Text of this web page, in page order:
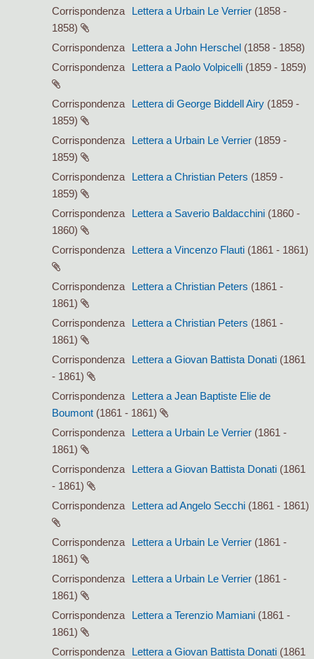
Corrispondenza
Lettera a Urbain Le Verrier (1858 -
1858)
Corrispondenza
Lettera a John Herschel (1858 - 1858)
Corrispondenza
Lettera a Paolo Volpicelli (1859 - 1859)
Corrispondenza Lettera di George Biddell Airy (1859 -
1859)
Corrispondenza
Lettera a Urbain Le Verrier (1859 -
1859)
Corrispondenza
Lettera a Christian Peters (1859 -
1859)
Corrispondenza
Lettera a Saverio Baldacchini (1860 -
1860)
Corrispondenza
Lettera a Vincenzo Flauti (1861 - 1861)
Corrispondenza Lettera a Christian Peters (1861 -
1861)
Corrispondenza
Lettera a Christian Peters (1861 -
1861)
Corrispondenza
Lettera a Giovan Battista Donati (1861
- 1861)
Corrispondenza
Lettera a Jean Baptiste Elie de
Boumont (1861 - 1861)
Corrispondenza
Lettera a Urbain Le Verrier (1861 -
1861)
Corrispondenza
Lettera a Giovan Battista Donati (1861
- 1861)
Corrispondenza
Lettera ad Angelo Secchi (1861 - 1861)
Corrispondenza Lettera a Urbain Le Verrier (1861 -
1861)
Corrispondenza
Lettera a Urbain Le Verrier (1861 -
1861)
Corrispondenza
Lettera a Terenzio Mamiani (1861 -
1861)
Corrispondenza
Lettera a Giovan Battista Donati (1861